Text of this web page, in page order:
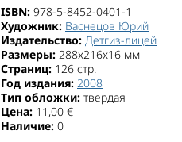
ISBN: 978-5-8452-0401-1
Художник: Васнецов Юрий
Издательство: Детгиз-лицей
Размеры: 288x216x16 мм
Страниц: 126 стр.
Год издания: 2008
Тип обложки: твердая
Цена: 11,00 €
Наличие: 0